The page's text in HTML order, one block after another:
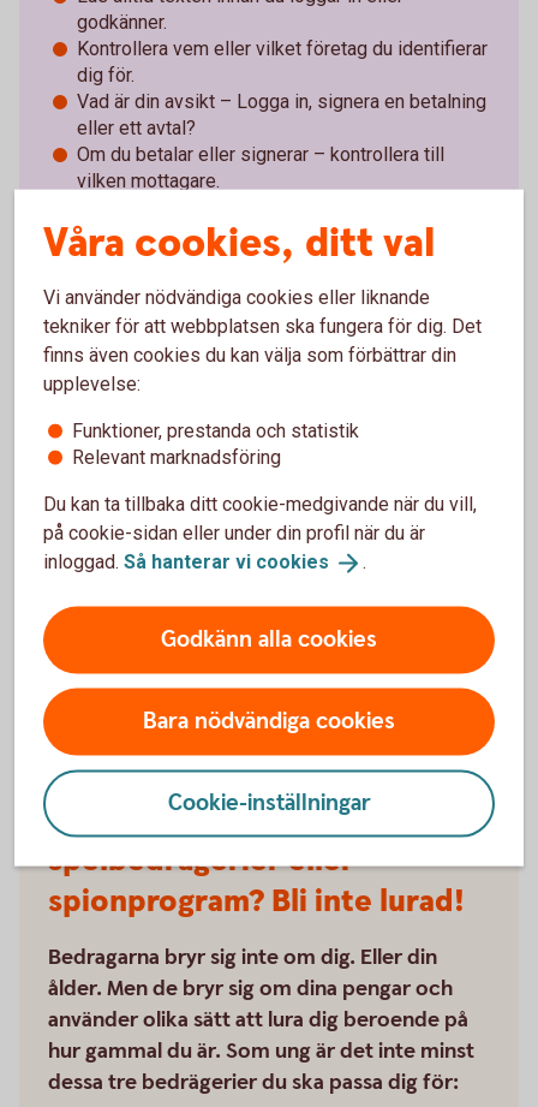
godkänner.
Kontrollera vem eller vilket företag du identifierar
dig för.
Vad är din avsikt – Logga in, signera en betalning
eller ett avtal?
Om du betalar eller signerar – kontrollera till
vilken mottagare.
Har någon kontaktat dig
oväntat?Användinte Mobilt
BankIDeller
säkerhetsdosan.
Penningmålvakt,
spelbedrägerier eller
spionprogram? Bli inte lurad!
Bedragarna bryr sig inte om dig. Eller din
ålder. Men de bryr sig om dina pengar och
använder olika sätt att lura dig beroende på
hur gammal du är. Som ung är det inte minst
dessa tre bedrägerier du ska passa dig för:
Ung och
smart
Våra cookies, ditt val
Vi använder nödvändiga cookies eller liknande
tekniker för att webbplatsen ska fungera för dig. Det
finns även cookies du kan välja som förbättrar din
upplevelse:
Funktioner, prestanda och statistik
Relevant marknadsföring
Du kan ta tillbaka ditt cookie-medgivande när du vill,
på cookie-sidan eller under din profil när du är
inloggad. Så hanterar vi cookies .
Godkänn alla cookies
Bara nödvändiga cookies
Cookie-inställningar